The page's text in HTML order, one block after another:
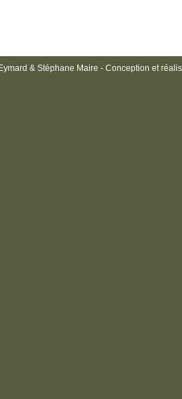
& Stéphane Maire - Conception et